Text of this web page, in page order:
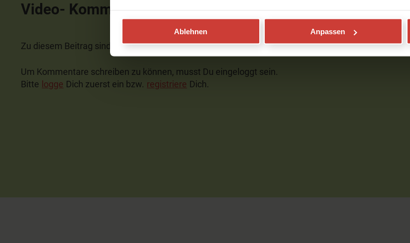
Ablehnen Anpassen
Video- Kommentare
Zu diesem Beitrag sind noch keine Kommentare vorhanden.
Um Kommentare schreiben zu können, musst Du eingeloggt sein.
Bitte logge Dich zuerst ein bzw. registriere Dich.